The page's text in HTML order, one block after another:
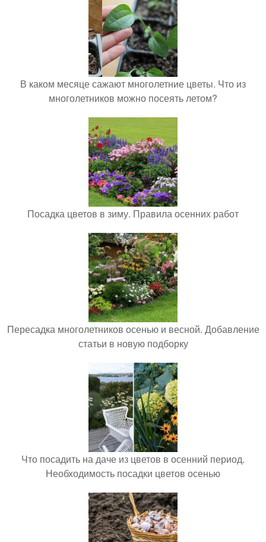
В каком месяце сажают многолетние цветы. Что из
многолетников можно посеять летом?
Посадка цветов в зиму. Правила осенних работ
Пересадка многолетников осенью и весной. Добавление
статьи в новую подборку
Что посадить на даче из цветов в осенний период.
Необходимость посадки цветов осенью